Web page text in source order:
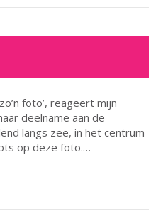
foto’, reageert mijn
deelname aan de
langs zee, in het centrum
op deze foto.…